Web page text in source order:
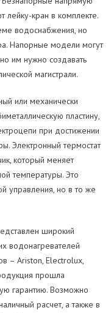
лейку-кран в комплекте.
водоснабжения, но
Напорные модели могут
им нужно создавать
магистрали.
или механически
пластину,
при достижении
Электронный термостат
который меняет
температуры. Это
управления, но в то же
широкий
водонагревателей
– Ariston, Electrolux,
прошла
гарантию. Возможно
расчет, а также в